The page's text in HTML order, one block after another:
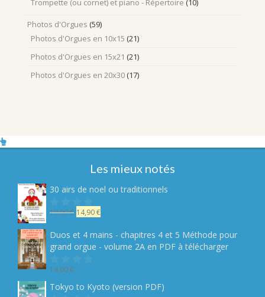
Trompette (ou cornet) et piano - Répertoire (10)
Photos d'Orgues (59)
Photos d'Orgues en 10x15 (21)
Photos d'Orgues en 15x21 (21)
Photos d'Orgues en 20x30 (17)
Les mieux notés
30 airs de noel ou traditionnels
Notesur
5
19,90€ Le
initial
était :
19,90 €.
14,90€Le
actuel
est :
Duos et 4 mains - chapitres 4 et 5 Méthode pour
grand orgue - volume 2A en PDF à télécharger
Note
5
14,00€
Tokyo to Kyoto (version PDF)